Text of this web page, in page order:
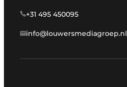
+31 495 450095
info@louwersmediagroep.nl